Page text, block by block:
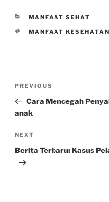
CATEGORIES
MANFAAT SEHAT
TAGS
MANFAAT KESEHATAN
Previous
Post
PREVIOUS
Cara Mencegah
anak
Next
Post
NEXT
Berita Terbaru: Kasus